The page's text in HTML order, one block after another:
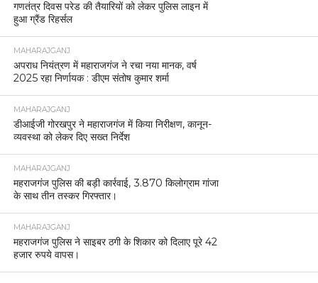
गणतंत्र दिवस परेड की तैयारियों को लेकर पुलिस लाइन में
हुआ ग्रैंड रिहर्सल
MAHARAJGANJ
अपराध नियंत्रण में महाराजगंज ने रचा नया मानक, वर्ष
2025 रहा निर्णायक : डीएम संतोष कुमार शर्मा
MAHARAJGANJ
डीआईजी गोरखपुर ने महाराजगंज में किया निरीक्षण, कानून-
व्यवस्था को लेकर दिए सख्त निर्देश
MAHARAJGANJ
महराजगंज पुलिस की बड़ी कार्रवाई, 3.870 किलोग्राम गांजा
के साथ तीन तस्कर गिरफ्तार।
MAHARAJGANJ
महराजगंज पुलिस ने साइबर ठगी के शिकार को दिलाए पूरे 42
हजार रुपये वापस।